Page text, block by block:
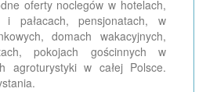
oferty noclegów w hotelach,
i pałacach, pensjonatach, w
domach wakacyjnych,
pokojach gościnnych w
agroturystyki w całej Polsce.